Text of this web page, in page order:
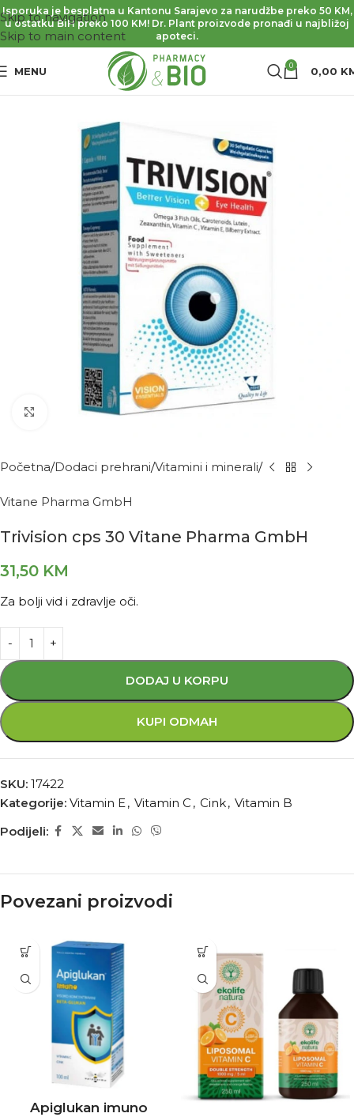
Skip to navigation
Skip to main content
Isporuka je besplatna u Kantonu Sarajevo za narudžbe preko 50 KM,
u ostatku BiH preko 100 KM! Dr. Plant proizvode pronađi u najbližoj
apoteci.
MENU 0 0,00
Kliknite za povećanje
Početna Dodaci prehrani Vitamini i minerali
Vitane Pharma GmbH
Trivision cps 30 Vitane Pharma GmbH
31,50 KM
Za bolji vid i zdravlje oči.
DODAJ U KORPU
KUPI ODMAH
SKU: 17422
Kategorije: Vitamin E, Vitamin C , Cink, Vitamin B
Podijeli:
Povezani proizvodi
Apiglukan imuno